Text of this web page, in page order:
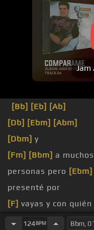
Jam
[Bb] [Eb] [Ab]
[Db] [Ebm] [Abm]
[Dbm] y
[Fm] [Bbm] a
personas pero [Ebm]
presenté por
[F] vayas y con
[Bbm]
124BPM